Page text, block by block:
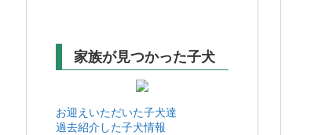
家族が見つかった子犬
お迎えいただいた子犬達
過去紹介した子犬情報